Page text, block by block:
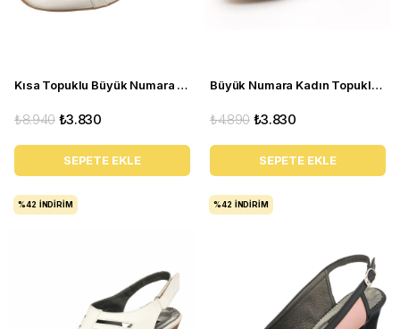
Kısa Topuklu Büyük Numara Kadın Stiletto LTF00161 Beyaz
₺3.830
₺8.940
SEPETE EKLE
Büyük Numara Kadın Topuklu Ayakakbı 15105 Lacivert beyaz
₺3.830
₺4.890
SEPETE EKLE
%42 İNDIRIM %42 İNDIRIM